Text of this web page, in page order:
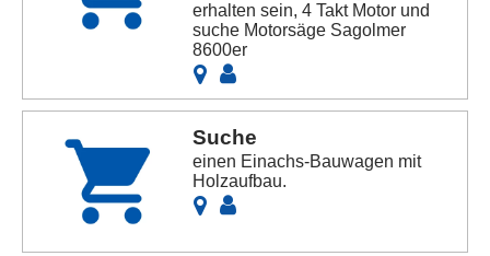
erhalten sein, 4 Takt Motor und
suche Motorsäge Sagolmer
8600er
Suche
einen Einachs-Bauwagen mit
Holzaufbau.